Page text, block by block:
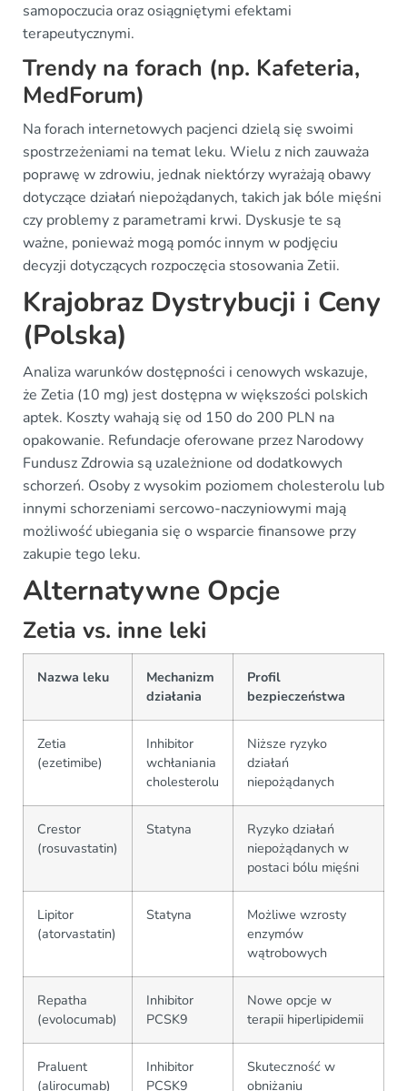
samopoczucia oraz osiągniętymi efektami
terapeutycznymi.
Trendy na forach (np. Kafeteria,
MedForum)
Na forach internetowych pacjenci dzielą się swoimi
spostrzeżeniami na temat leku. Wielu z nich zauważa
poprawę w zdrowiu, jednak niektórzy wyrażają obawy
dotyczące działań niepożądanych, takich jak bóle mięśni
czy problemy z parametrami krwi. Dyskusje te są
ważne, ponieważ mogą pomóc innym w podjęciu
decyzji dotyczących rozpoczęcia stosowania Zetii.
Krajobraz Dystrybucji i Ceny
(Polska)
Analiza warunków dostępności i cenowych wskazuje,
że Zetia (10 mg) jest dostępna w większości polskich
aptek. Koszty wahają się od 150 do 200 PLN na
opakowanie. Refundacje oferowane przez Narodowy
Fundusz Zdrowia są uzależnione od dodatkowych
schorzeń. Osoby z wysokim poziomem cholesterolu lub
innymi schorzeniami sercowo-naczyniowymi mają
możliwość ubiegania się o wsparcie finansowe przy
zakupie tego leku.
Alternatywne Opcje
Zetia vs. inne leki
Nazwa leku
Mechanizm
działania
Profil
bezpieczeństwa
Zetia
(ezetimibe)
Inhibitor
wchłaniania
cholesterolu
Niższe ryzyko
działań
niepożądanych
Crestor
(rosuvastatin)
Statyna
Ryzyko działań
niepożądanych w
postaci bólu mięśni
Lipitor
(atorvastatin)
Statyna
Możliwe wzrosty
enzymów
wątrobowych
Repatha
(evolocumab)
Inhibitor
PCSK9
Nowe opcje w
terapii hiperlipidemii
Praluent
(alirocumab)
Inhibitor
PCSK9
Skuteczność w
obniżaniu